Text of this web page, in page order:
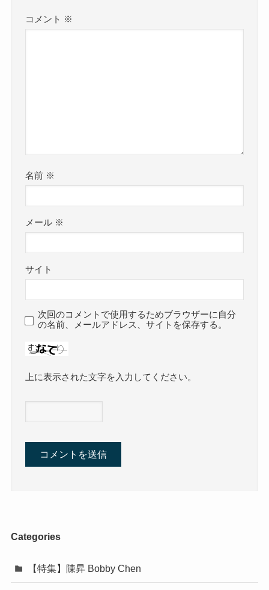
コメント ※
名前 ※
メール ※
サイト
次回のコメントで使用するためブラウザーに自分
の名前、メールアドレス、サイトを保存する。
上に表示された文字を入力してください。
Categories
【特集】陳昇 Bobby Chen